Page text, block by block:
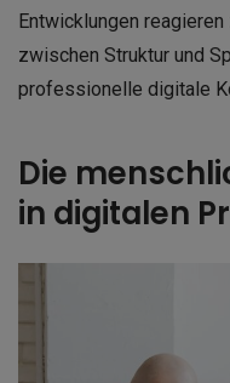
Entwicklungen
zwischen Struktur und
professionelle digitale
Die
in digitalen